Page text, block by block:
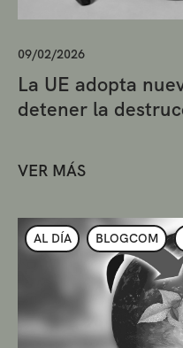
09/02/2026
La UE adopta
detener la
VER MÁS
AL DÍA BLOGCOM